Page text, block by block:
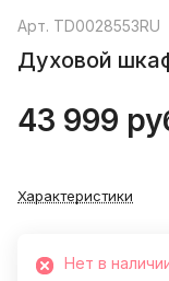
Арт. TD0028553RU
Духовой
43 999
Характеристики
Нет в